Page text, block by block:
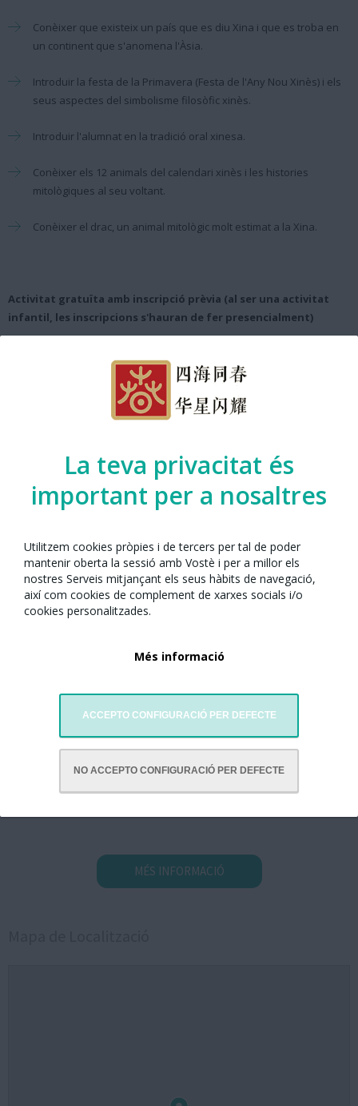
La teva privacitat és
important per a nosaltres
Utilitzem cookies pròpies i de tercers per tal de poder
mantenir oberta la sessió amb Vostè i per a millor els
nostres Serveis mitjançant els seus hàbits de navegació,
així com cookies de complement de xarxes socials i/o
cookies personalitzades.
Més informació
ACCEPTO CONFIGURACIÓ PER DEFECTE
NO ACCEPTO CONFIGURACIÓ PER DEFECTE
Conèixer que existeix un país que es diu Xina i que es troba en
un continent que s'anomena l'Àsia.
Introduir la festa de la Primavera (Festa de l'Any Nou Xinès) i els
seus aspectes del simbolisme filosòfic xinès.
Introduir l'alumnat en la tradició oral xinesa.
Conèixer els 12 animals del calendari xinès i les histories
mitològiques al seu voltant.
Conèixer el drac, un animal mitològic molt estimat a la Xina.
Activitat gratuïta amb inscripció prèvia (al ser una activitat
infantil, les inscripcions s'hauran de fer presencialment)
Any Nou Xinès amb Barcelona presenta
Centre Cívic del Besòs i el Maresme
08019 Barcelona
Tel. 93 256 49 01
Visitar website
MÉS INFORMACIÓ